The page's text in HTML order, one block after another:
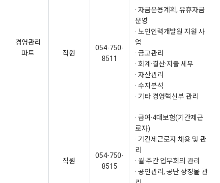
경영관리
파트
직원
054-750-
8511
· 자금운용계획, 유휴자금
운영
· 노인인력개발원 지원 사
업
· 금고관리
· 회계·결산·지출·세무
· 자산관리
· 수지분석
· 기타 경영혁신부 관리
직원
054-750-
8515
· 급여·4대보험(기간제근
로자)
· 기간제근로자 채용 및 관
리
· 월·주간 업무회의 관리
· 공인관리, 공단 상징물 관